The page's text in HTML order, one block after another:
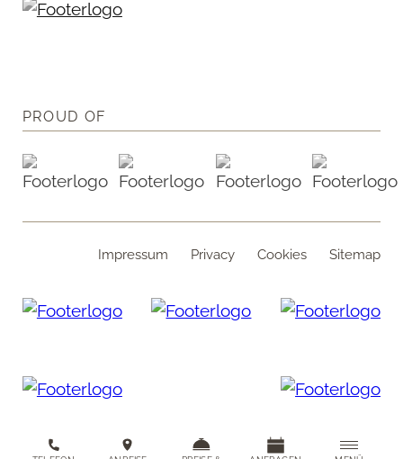
PROUD OF
Impressum Privacy Cookies Sitemap